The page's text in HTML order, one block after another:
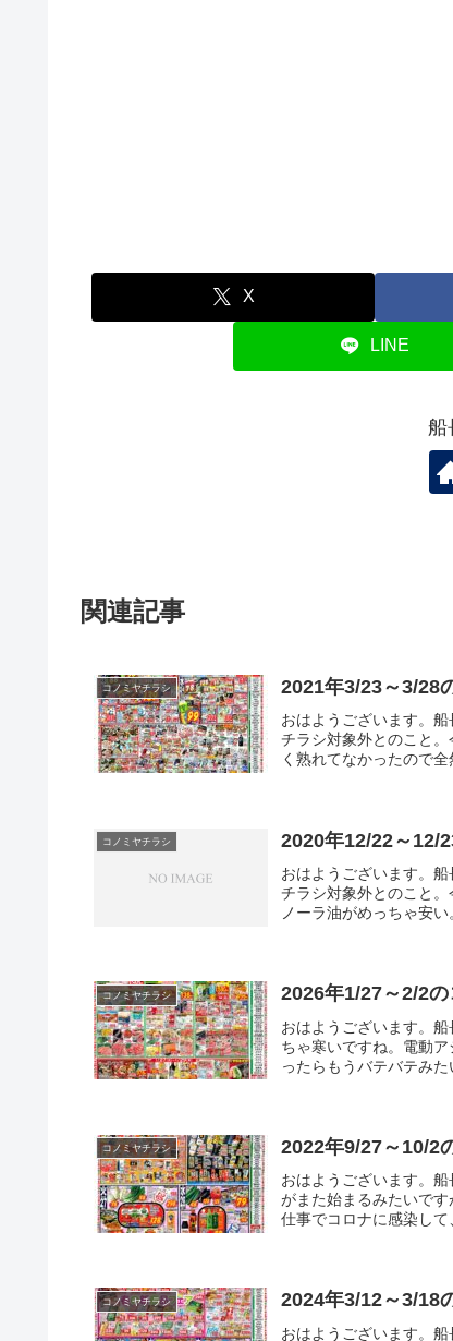
X
LINE
船
関連記事
コノミヤチラシ 2021年3/23～3/28
おはようございます。
チラシ対象外とのこと
く熟れてなかったので
コノミヤチラシ 2020年12/22～12/
おはようございます。
チラシ対象外とのこと
ノーラ油がめっちゃ安
コノミヤチラシ 2026年1/27～2/2
おはようございます。
ちゃ寒いですね。電動
ったらもうバテバテみ
コノミヤチラシ 2022年9/27～10/2
おはようございます。
がまた始まるみたいで
仕事でコロナに感染して
コノミヤチラシ 2024年3/12～3/18
おはようございます。